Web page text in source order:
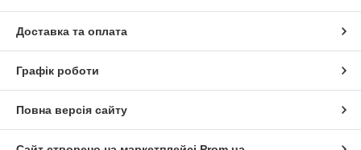
Доставка та оплата
Графік роботи
Повна версія сайту